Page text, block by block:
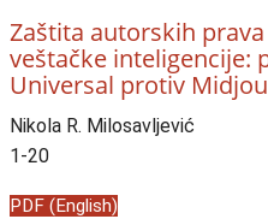
Zaštita autorskih
veštačke inteligencije:
Universal protiv
Nikola R. Milosavljević
1-20
PDF (English)